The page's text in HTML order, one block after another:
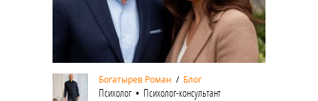
Богатырев Роман / Блог
Психолог • Психолог-консультант